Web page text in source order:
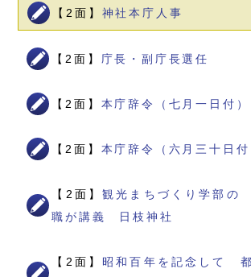
【2面】 神社本庁人事
【2面】 庁長・副庁長選任
【2面】 本庁辞令（七月一日付）
【2面】 本庁辞令（六月三十日付
【2面】観光まちづくり学部の
職が講義 日枝神社
【2面】 昭和百年を記念して